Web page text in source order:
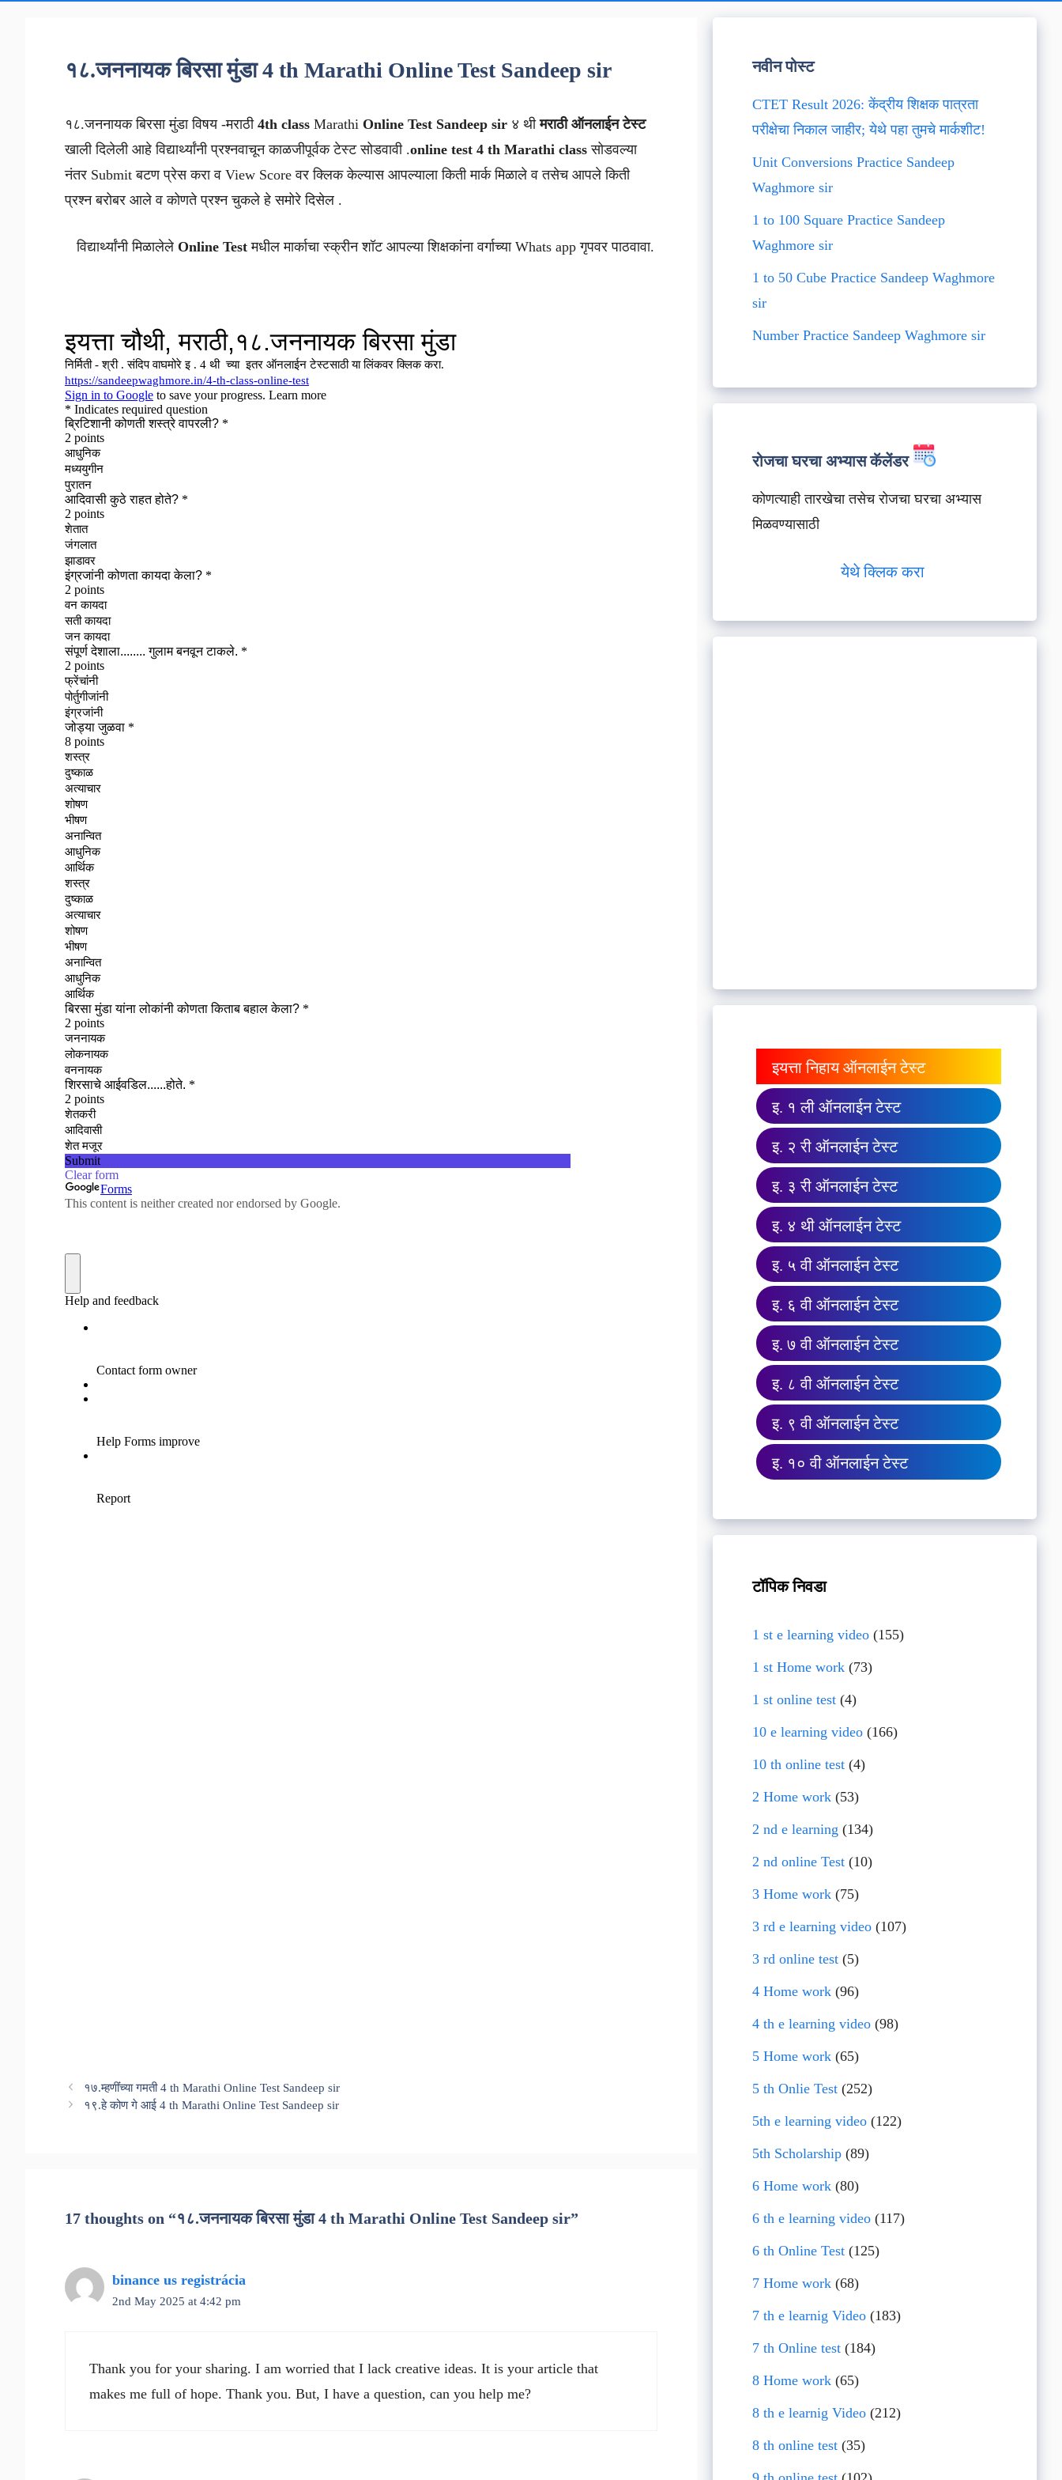
१८.जननायक बिरसा मुंडा 4 th Marathi Online Test Sandeep sir
१८.जननायक बिरसा मुंडा विषय -मराठी 4th class Marathi Online Test Sandeep sir ४ थीमराठी ऑनलाईन टेस्ट
खाली दिलेली आहे विद्यार्थ्यांनी प्रश्नवाचून काळजीपूर्वक टेस्ट सोडवावी .online test 4 th Marathi class सोडवल्या
नंतर Submit बटण प्रेस करा व View Score वर क्लिक केल्यास आपल्याला किती मार्क मिळाले व तसेच आपले किती
प्रश्न बरोबर आले व कोणते प्रश्न चुकले हे समोरे दिसेल .
विद्यार्थ्यांनी मिळालेले Online Test मधील मार्काचा स्क्रीन शॉट आपल्या शिक्षकांना वर्गाच्या Whats app गृपवर पाठवावा.
१७.म्हणींंच्या गमती 4 th Marathi Online Test Sandeep sir
१९.हे कोण गे आई 4 th Marathi Online Test Sandeep sir
17 thoughts on “१८.जननायक बिरसा मुंडा 4 th Marathi Online Test Sandeep sir”
binance us registrácia
2nd May 2025 at 4:42 pm
Thank you for your sharing. I am worried that I lack creative ideas. It is your article that
makes me full of hope. Thank you. But, I have a question, can you help me?
नवीन पोस्ट
CTET Result 2026: केंद्रीय शिक्षक पात्रता
परीक्षेचा निकाल जाहीर; येथे पहा तुमचे मार्कशीट!
Unit Conversions Practice Sandeep
Waghmore sir
1 to 100 Square Practice Sandeep
Waghmore sir
1 to 50 Cube Practice Sandeep Waghmore
sir
Number Practice Sandeep Waghmore sir
रोजचा घरचा अभ्यास कॅलेंडर
कोणत्याही तारखेचा तसेच रोजचा घरचा अभ्यास
मिळवण्यासाठी
येथे क्लिक करा
इयत्ता निहाय ऑनलाईन टेस्ट
इ. १ ली ऑनलाईन टेस्ट
इ. २ री ऑनलाईन टेस्ट
इ. ३ री ऑनलाईन टेस्ट
इ. ४ थी ऑनलाईन टेस्ट
इ. ५ वी ऑनलाईन टेस्ट
इ. ६ वी ऑनलाईन टेस्ट
इ. ७ वी ऑनलाईन टेस्ट
इ. ८ वी ऑनलाईन टेस्ट
इ. ९ वी ऑनलाईन टेस्ट
इ. १० वी ऑनलाईन टेस्ट
टॉपिक निवडा
1 st e learning video(155)
1 st Home work(73)
1 st online test(4)
10 e learning video(166)
10 th online test(4)
2 Home work(53)
2 nd e learning (134)
2 nd online Test(10)
3 Home work(75)
3 rd e learning video(107)
3 rd online test(5)
4 Home work(96)
4 th e learning video(98)
5 Home work(65)
5 th Onlie Test(252)
5th e learning video(122)
5th Scholarship(89)
6 Home work(80)
6 th e learning video(117)
6 th Online Test(125)
7 Home work(68)
7 th e learnig Video(183)
7 th Online test(184)
8 Home work(65)
8 th e learnig Video(212)
8 th online test(35)